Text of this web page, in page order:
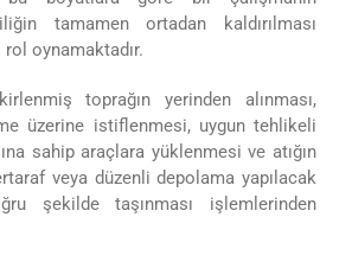
tamamen ortadan kaldırılması
oynamaktadır.
toprağın yerinden alınması,
üzerine istiflenmesi, uygun tehlikeli
sahip araçlara yüklenmesi ve atığın
veya düzenli depolama yapılacak
şekilde taşınması işlemlerinden